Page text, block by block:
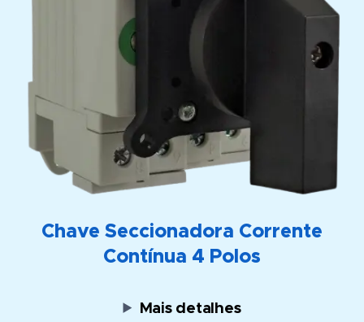
Chave Seccionadora Corrente
Contínua 4 Polos
Mais detalhes